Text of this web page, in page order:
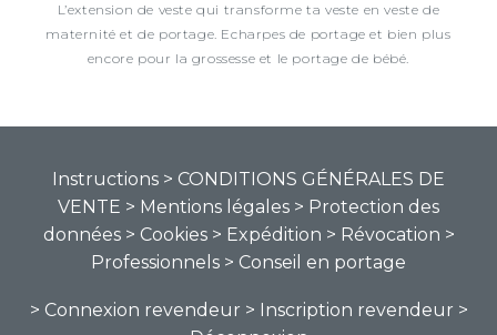
L’extension de veste qui transforme ta veste en veste de
maternité et de portage. Echarpes de portage et bien plus
encore pour la grossesse et le portage de bébé.
Instructions > CONDITIONS GÉNÉRALES DE
VENTE > Mentions légales > Protection des
données > Cookies > Expédition > Révocation >
Professionnels > Conseil en portage
> Connexion revendeur > Inscription revendeur >